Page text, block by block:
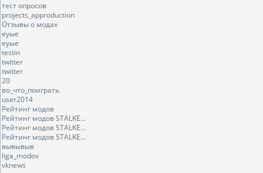
тест опросов
projects_approduction
Отзывы о модах
еуые
еуые
testin
twitter
twitter
20
во_что_поиграть
user2014
Рейтинг модов
Рейтинг модов STALKE...
Рейтинг модов STALKE...
Рейтинг модов STALKE...
вывывыв
liga_modov
vknews